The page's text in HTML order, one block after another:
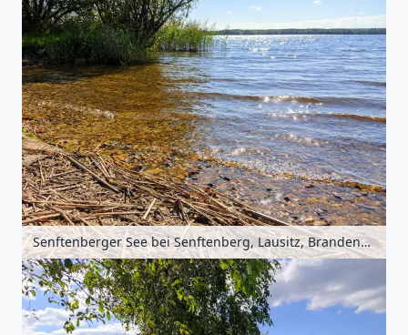
Senftenberger See bei Senftenberg, Lausitz, Brandenburg, Deutschland